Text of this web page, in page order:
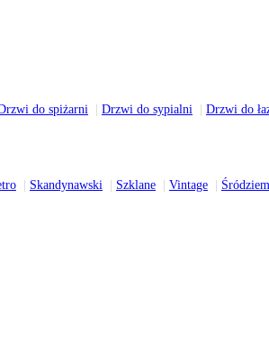
do spiżarni Drzwi do sypialni Drzwi do
Skandynawski Szklane Vintage